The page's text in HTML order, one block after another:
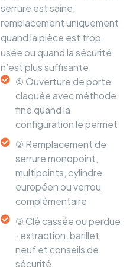
serrure est saine,
remplacement uniquement
quand la pièce est trop
usée ou quand la sécurité
n’est plus suffisante.
① Ouverture de porte
claquée avec méthode
fine quand la
configuration le permet
② Remplacement de
serrure monopoint,
multipoints, cylindre
européen ou verrou
complémentaire
③ Clé cassée ou perdue
: extraction, barillet
neuf et conseils de
sécurité